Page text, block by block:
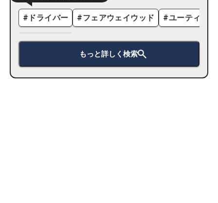
# ドライバー #フェアウェイウッド #ユーティリ
もっと詳しく検索